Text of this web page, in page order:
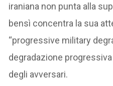
iraniana non punta alla
bensì concentra la sua
“progressive military
degradazione
degli avversari.